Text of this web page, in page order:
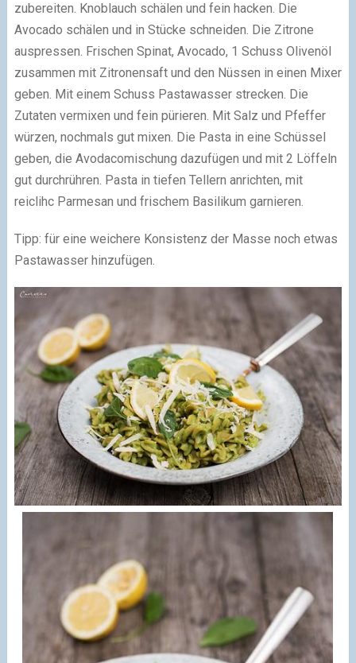
zubereiten. Knoblauch schälen und fein hacken. Die
Avocado schälen und in Stücke schneiden. Die Zitrone
auspressen. Frischen Spinat, Avocado, 1 Schuss Olivenöl
zusammen mit Zitronensaft und den Nüssen in einen Mixer
geben. Mit einem Schuss Pastawasser strecken. Die
Zutaten vermixen und fein pürieren. Mit Salz und Pfeffer
würzen, nochmals gut mixen. Die Pasta in eine Schüssel
geben, die Avodacomischung dazufügen und mit 2 Löffeln
gut durchrühren. Pasta in tiefen Tellern anrichten, mit
reiclihc Parmesan und frischem Basilikum garnieren.
Tipp: für eine weichere Konsistenz der Masse noch etwas
Pastawasser hinzufügen.